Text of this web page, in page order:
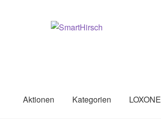
Aktionen Kategorien LOXONE